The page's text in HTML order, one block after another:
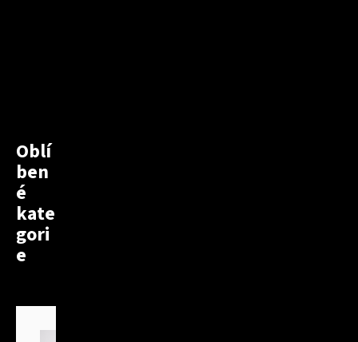
Oblí
ben
é
kate
gori
e